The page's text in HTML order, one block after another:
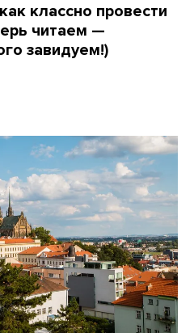
классно провести
читаем —
завидуем!)